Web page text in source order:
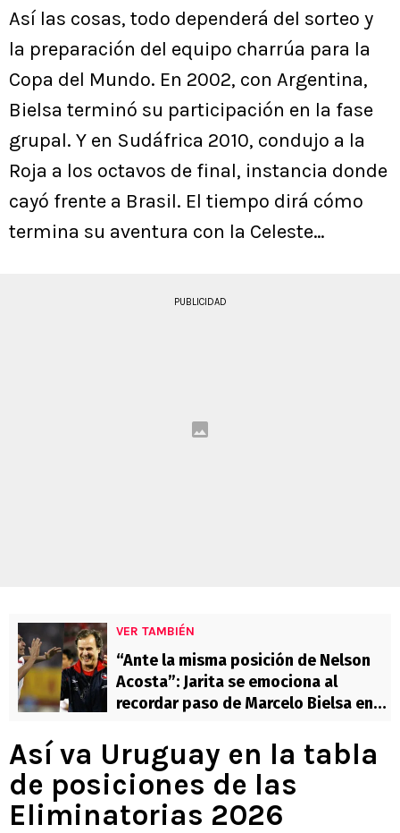
Así las cosas, todo dependerá del sorteo y
la preparación del equipo charrúa para la
Copa del Mundo. En 2002, con Argentina,
Bielsa terminó su participación en la fase
grupal. Y en Sudáfrica 2010, condujo a la
Roja a los octavos de final, instancia donde
cayó frente a Brasil. El tiempo dirá cómo
termina su aventura con la Celeste…
PUBLICIDAD
VER TAMBIÉN
“Ante la misma posición de Nelson
Acosta”: Jarita se emociona al
recordar paso de Marcelo Bielsa en
Así va Uruguay en la tabla
de posiciones de las
Eliminatorias 2026